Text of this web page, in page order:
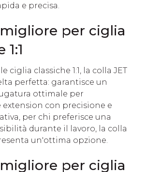
e precisa.
per ciglia
ciglia classiche 1:1, la colla JET
perfetta: garantisce un
ottimale per
extension con precisione e
per chi preferisce una
durante il lavoro, la colla
un'ottima opzione.
per ciglia